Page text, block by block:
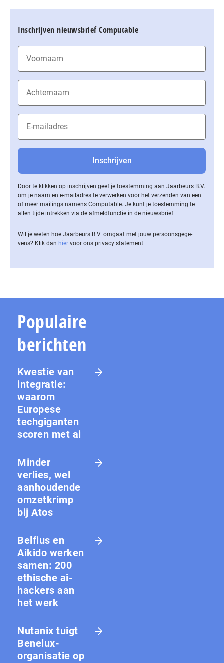
Inschrijven nieuwsbrief Computable
Door te klikken op inschrijven geef je toestemming aan Jaarbeurs B.V.
om je naam en e-mailadres te verwerken voor het verzenden van een
of meer mailings namens Computable. Je kunt je toestemming te
allen tijde intrekken via de af­meld­func­tie in de nieuwsbrief.
Wil je weten hoe Jaarbeurs B.V. omgaat met jouw per­soons­ge­ge­
vens? Klik dan hier voor ons privacy statement.
Populaire
berichten
Kwestie van
integratie:
waarom
Europese
techgiganten
scoren met ai
Minder
verlies, wel
aanhoudende
omzetkrimp
bij Atos
Belfius en
Aikido werken
samen: 200
ethische ai-
hackers aan
het werk
Nutanix tuigt
Benelux-
organisatie op